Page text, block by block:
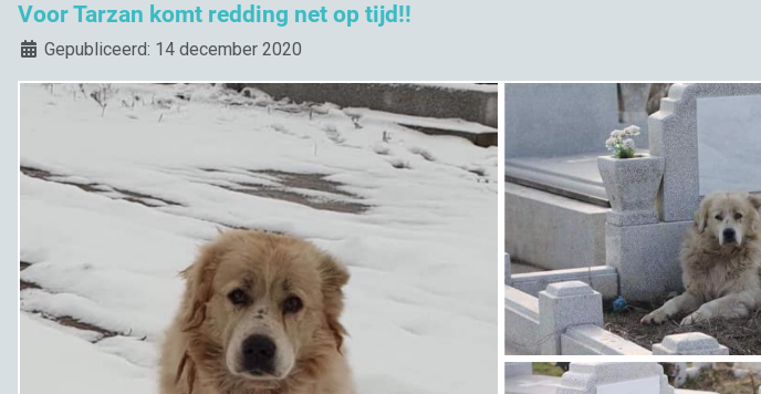
Voor Tarzan komt redding net op tijd!!
DetailsGepubliceerd: 14 december 2020